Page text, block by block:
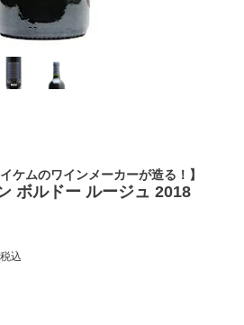
ケムのワインメーカーが造る！】
ボルドー ルージュ 2018
税込